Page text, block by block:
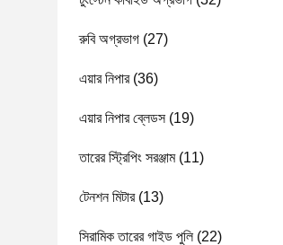
রুবি অগ্রভাগ (27)
এয়ার নিপার(36)
এয়ার নিপার ব্লেডস(19)
তারের স্ট্রিপিং সরঞ্জাম(11)
টেনশন মিটার(13)
সিরামিক তারের গাইড পুলি(22)